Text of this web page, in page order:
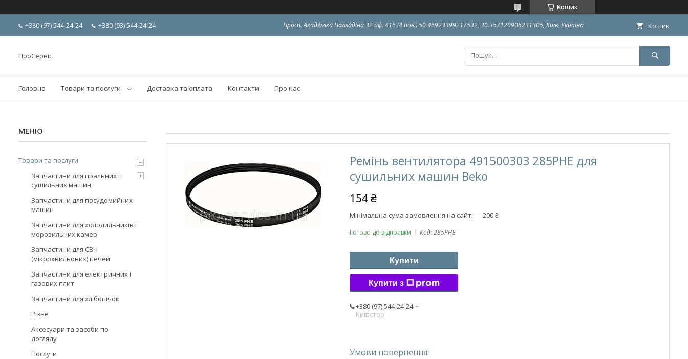
Кошик
+380 (97) 544-24-24 +380 (93) 544-24-24 Просп. Акаде́міка Палла́діна 32 оф. 416 (4 пов.) 50.46923399217532, 30.357120906231305, Київ, Україна Кошик
ПроСервіс
Головна Товари та послуги Доставка та оплата Контакти Про нас
Ремінь вентилятора 491500303 285PHE для
сушильних машин Beko
154 ₴
Мінімальна сума замовлення на сайті — 200 ₴
Готово до відправки Код:285PHE
Купити
Купити з
+380 (97) 544-24-24
Київстар
Товари та послуги
Запчастини для пральних і
сушильних машин
Запчастини для посудомийних
машин
Запчастини для холодильників і
морозильних камер
Запчастини для СВЧ
(мікрохвильових) печей
Запчастини для електричних і
газових плит
Запчастини для хлібопічок
Різне
Аксесуари та засоби по
догляду
Послуги